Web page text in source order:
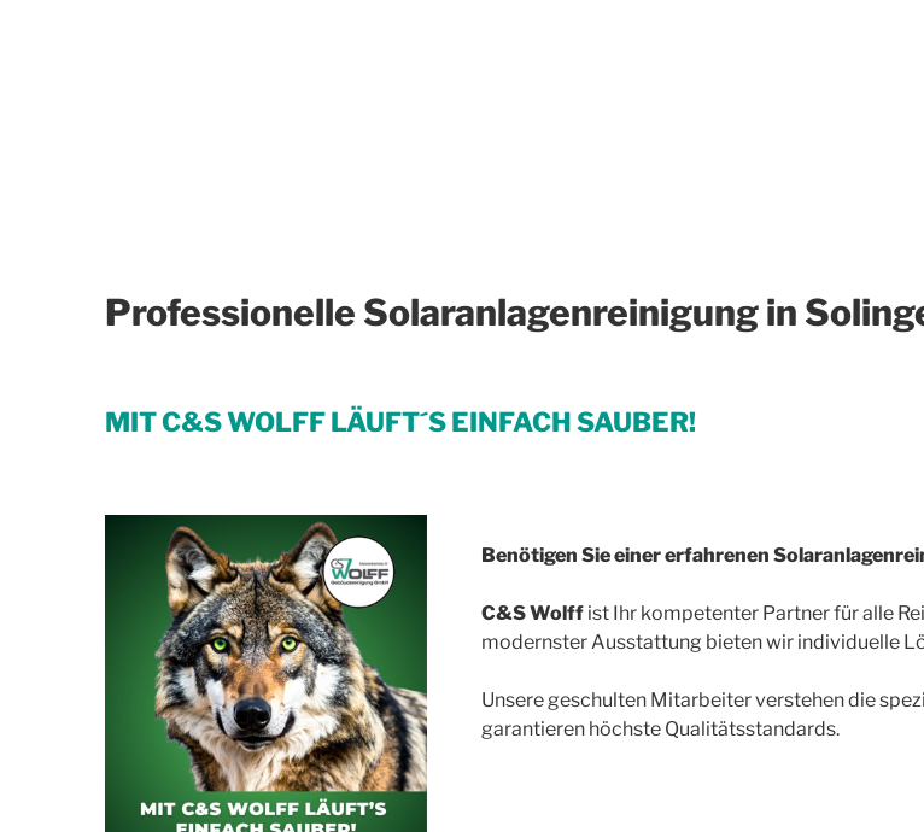
Professionelle Solaranlagenreinigung in
MIT C&S WOLFF LÄUFT´S EINFACH SAUBER!
Benötigen Sie einer erfahrenen
C&S Wolff ist Ihr kompetenter Partner für alle
modernster Ausstattung bieten wir individuelle
Unsere geschulten Mitarbeiter verstehen die
garantieren höchste Qualitätsstandards.